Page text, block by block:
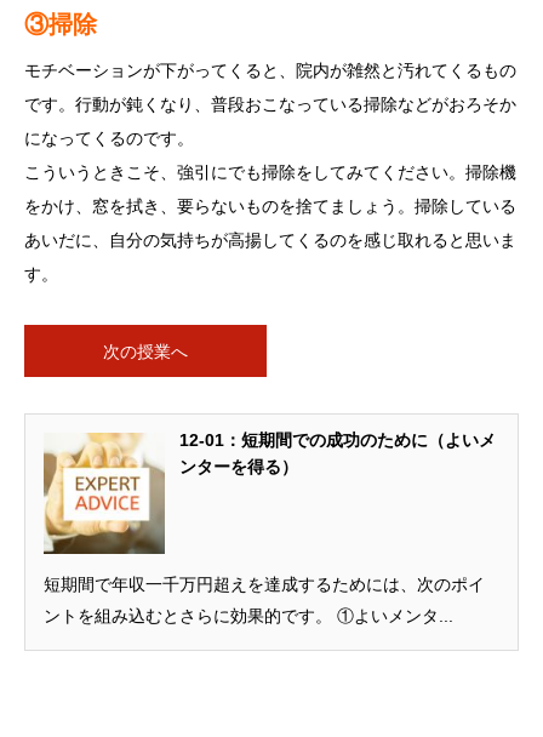
③掃除
モチベーションが下がってくると、院内が雑然と汚れてくるもの
です。行動が鈍くなり、普段おこなっている掃除などがおろそか
になってくるのです。
こういうときこそ、強引にでも掃除をしてみてください。掃除機
をかけ、窓を拭き、要らないものを捨てましょう。掃除している
あいだに、自分の気持ちが高揚してくるのを感じ取れると思いま
す。
次の授業へ
12-01：短期間での成功のために（よいメ
ンターを得る）
短期間で年収一千万円超えを達成するためには、次のポイ
ントを組み込むとさらに効果的です。 ①よいメンタ...